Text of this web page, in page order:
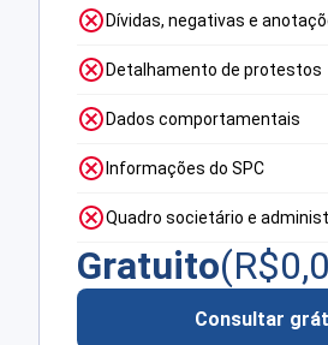
Dívidas, negativas e
Detalhamento de protestos
Dados comportamentais
Informações do SPC
Quadro societário e
Gratuito(R$
Consultar